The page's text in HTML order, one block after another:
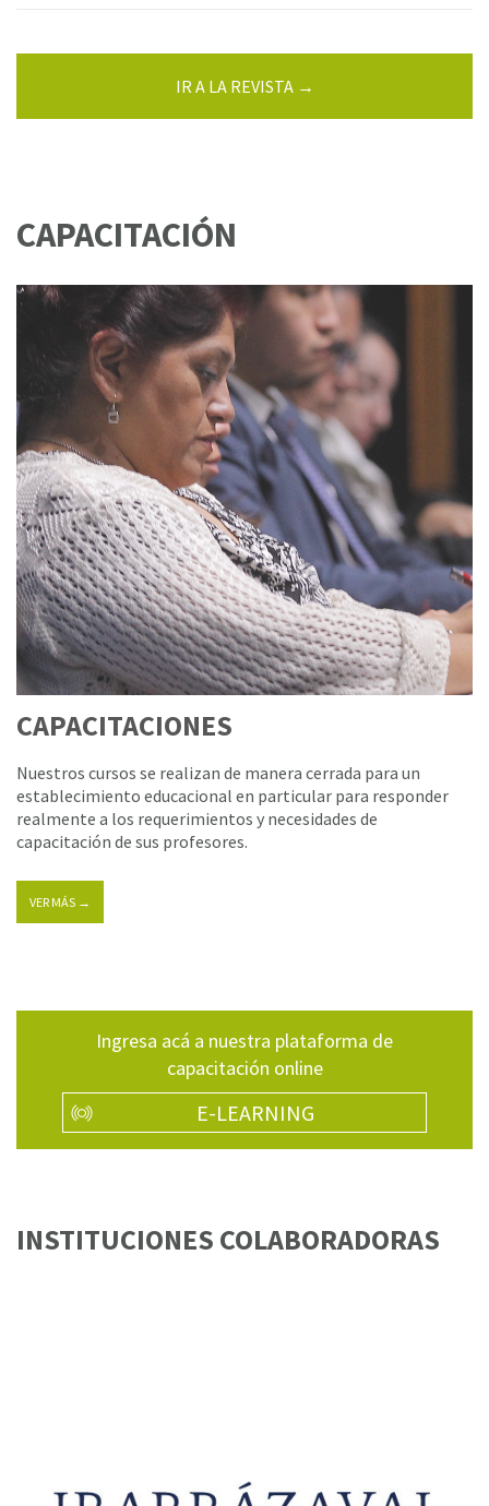
IR A LA REVISTA →
CAPACITACIÓN
CAPACITACIONES
Nuestros cursos se realizan de manera cerrada para un
establecimiento educacional en particular para responder
realmente a los requerimientos y necesidades de
capacitación de sus profesores.
VER MÁS →
Ingresa acá a nuestra plataforma de
capacitación online
E-LEARNING
INSTITUCIONES COLABORADORAS